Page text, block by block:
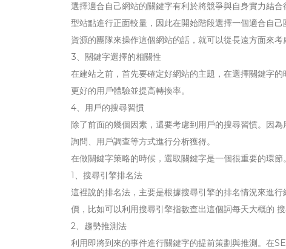
選擇適合自己網站的關鍵字有利於將競爭與自身實力結
型站點進行正面較量，因此在開始階段選擇一個適合自
資源的團隊來操作這個網站的話，就可以從長遠方面來
3、關鍵字選擇的相關性
在建站之前，首先要確定好網站的主題，在選擇關鍵字
更好的用戶體驗並提高轉換率。
4、用戶的搜尋習慣
除了前面的幾個因素，還要考慮到用戶的搜尋習慣。因
詢問、用戶調查等方式進行分析獲得。
在做關鍵字策略的時候，選取關鍵字是一個很重要的環
1、搜尋引擎排名法
這裡說的排名法，主要是根據搜尋引擎的排名情況來進
價，比如可以利用搜尋引擎指數查出這個詞每天大概的 搜
2、趨勢推測法
利用即將到來的事件進行關鍵字的提前策劃與推測。在